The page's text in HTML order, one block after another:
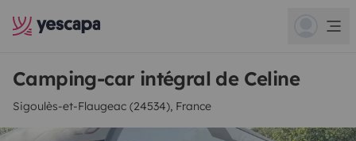
Camping-car intégral de Celine
Sigoulès-et-Flaugeac (24534), France